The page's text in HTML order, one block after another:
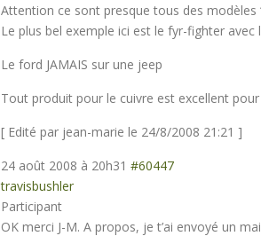
Attention ce sont presque tous des modèles
Le plus bel exemple ici est le fyr-fighter
Le ford JAMAIS sur une jeep
Tout produit pour le cuivre est excellent
[ Edité par jean-marie le 24/8/2008 21:21 ]
24 août 2008 à 20h31 #60447
travisbushler
Participant
OK merci J-M. A propos, je t’ai envoyé un